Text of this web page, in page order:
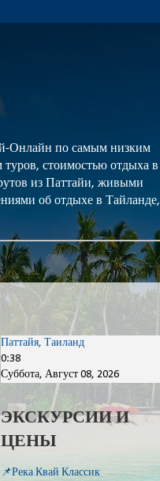
Онлайн по самым низким
стоимостью отдыха в
из Паттайи, живыми
об отдыхе в Тайланде,
Паттайя, Таиланд
0:38
Суббота, Август 08, 2026
ЭКСКУРСИИ И
ЦЕНЫ
📌Река Квай Классик